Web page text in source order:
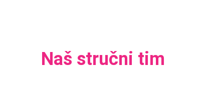
Naš stručni tim